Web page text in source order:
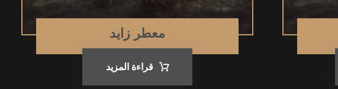
معطر زايد
قراءة المزيد